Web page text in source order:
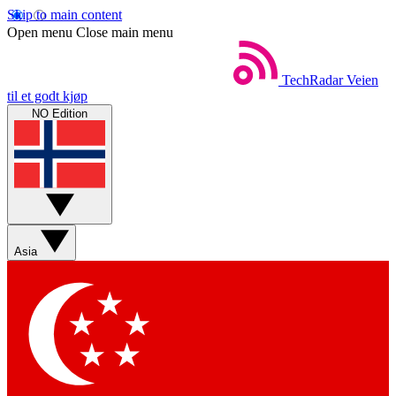
Skip to main content
Open menu Close main menu
TechRadar Veien
til et godt kjøp
NO Edition
Asia